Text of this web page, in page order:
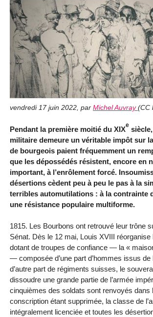
vendredi 17 juin 2022 par Michel Auvray (CC
Pendant la première moitié du XIXe
militaire demeure un véritable impôt sur
de bourgeois paient fréquemment un
que les dépossédés résistent, encore en
important, à l’enrôlement forcé.
désertions cèdent peu à peu le pas à la
terribles automutilations : à la contrainte
une résistance populaire multiforme.
1815. Les Bourbons ont retrouvé leur trône
Sénat. Dès le 12 mai, Louis XVIII réorganise
dotant de troupes de confiance — la «
— composée d’une part d’hommes issus de
d’autre part de régiments suisses, le
dissoudre une grande partie de l’armée
cinquièmes des soldats sont renvoyés dans
conscription étant supprimée, la classe de
intégralement licenciée et toutes les